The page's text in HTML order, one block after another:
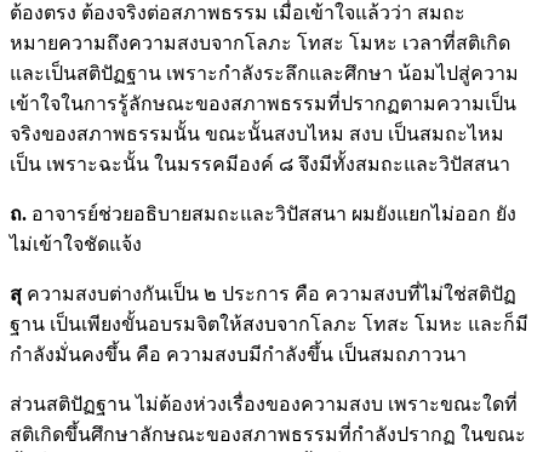
ต้องตรง ต้องจริงต่อสภาพธรรม เมื่อเข้าใจแล้วว่า สมถะ
หมายความถึงความสงบจากโลภะ โทสะ โมหะ เวลาที่สติเกิด
และเป็นสติปัฏฐาน เพราะกำลังระลึกและศึกษา น้อมไปสู่ความ
เข้าใจในการรู้ลักษณะของสภาพธรรมที่ปรากฏตามความเป็น
จริงของสภาพธรรมนั้น ขณะนั้นสงบไหม สงบ เป็นสมถะไหม
เป็น เพราะฉะนั้น ในมรรคมีองค์ ๘ จึงมีทั้งสมถะและวิปัสสนา
ถ. อาจารย์ช่วยอธิบายสมถะและวิปัสสนา ผมยังแยกไม่ออก ยัง
ไม่เข้าใจชัดแจ้ง
สุ ความสงบต่างกันเป็น ๒ ประการ คือ ความสงบที่ไม่ใช่สติปัฏ
ฐาน เป็นเพียงขั้นอบรมจิตให้สงบจากโลภะ โทสะ โมหะ และก็มี
กำลังมั่นคงขึ้น คือ ความสงบมีกำลังขึ้น เป็นสมถภาวนา
ส่วนสติปัฏฐาน ไม่ต้องห่วงเรื่องของความสงบ เพราะขณะใดที่
สติเกิดขึ้นศึกษาลักษณะของสภาพธรรมที่กำลังปรากฏ ในขณะ